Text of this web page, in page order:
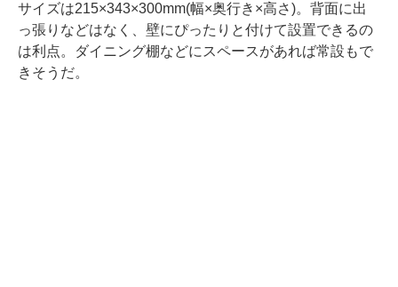
サイズは215×343×300mm(幅×奥行き×高さ)。背面に出
っ張りなどはなく、壁にぴったりと付けて設置できるの
は利点。ダイニング棚などにスペースがあれば常設もで
きそうだ。